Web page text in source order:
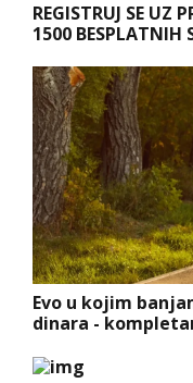
REGISTRUJ SE UZ
1500 BESPLATNIH
Evo u kojim
dinara -